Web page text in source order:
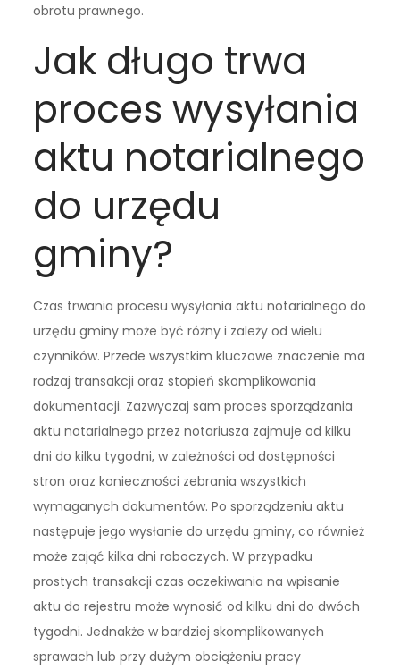
obrotu prawnego.
Jak długo trwa
proces wysyłania
aktu notarialnego
do urzędu
gminy?
Czas trwania procesu wysyłania aktu notarialnego do
urzędu gminy może być różny i zależy od wielu
czynników. Przede wszystkim kluczowe znaczenie ma
rodzaj transakcji oraz stopień skomplikowania
dokumentacji. Zazwyczaj sam proces sporządzania
aktu notarialnego przez notariusza zajmuje od kilku
dni do kilku tygodni, w zależności od dostępności
stron oraz konieczności zebrania wszystkich
wymaganych dokumentów. Po sporządzeniu aktu
następuje jego wysłanie do urzędu gminy, co również
może zająć kilka dni roboczych. W przypadku
prostych transakcji czas oczekiwania na wpisanie
aktu do rejestru może wynosić od kilku dni do dwóch
tygodni. Jednakże w bardziej skomplikowanych
sprawach lub przy dużym obciążeniu pracy